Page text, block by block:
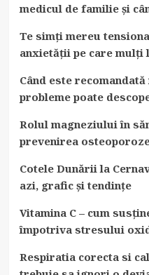
medicul de familie și
Te simți mereu
anxietății pe care mulți
Când este
probleme poate
Rolul magneziului în
prevenirea
Cotele Dunării la
azi, grafic și tendințe
Vitamina C – cum
împotriva stresului
Respiratia corecta si